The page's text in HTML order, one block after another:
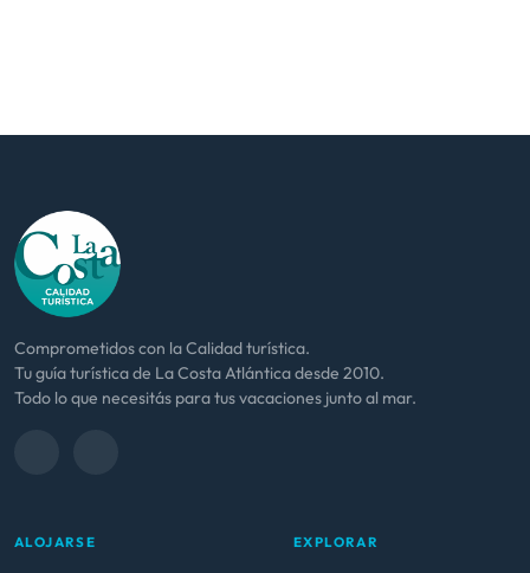
Comprometidos con la Calidad turística.
Tu guía turística de La Costa Atlántica desde 2010.
Todo lo que necesitás para tus vacaciones junto al mar.
ALOJARSE EXPLORAR